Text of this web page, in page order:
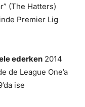
(The Hatters)
Premier Lig
ederken 2014
de League One’a
ise